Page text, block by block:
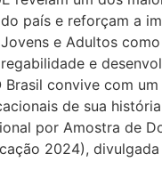
país e reforçam a
e Adultos
e
Brasil convive com
de sua
por Amostra de
2024),